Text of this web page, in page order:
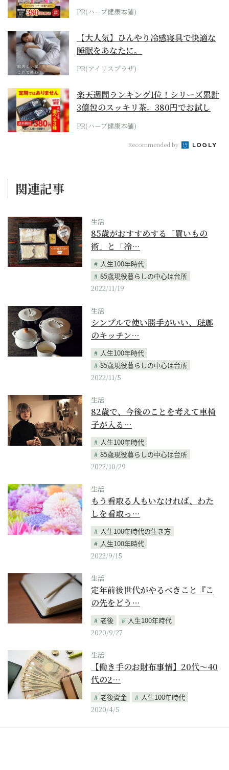
PR(ハーブ健康本舗)
【大人気】ひんやり冷感寝具で快適な
睡眠をあなたに。
PR(アイリスプラザ)
楽天週間ランキング1位！シリーズ累計
3億包のスッキリ茶。380円でお試し
PR(ハーブ健康本舗)
Recommended by
関連記事
生活
85歳がおすすめする「買いもの
術」と「冷…
人生100年時代
85歳現役暮らしの中心は台所
2022/11/19
生活
シンプルで使い勝手がいい、琺瑯
のキッチン…
人生100年時代
85歳現役暮らしの中心は台所
2022/11/5
生活
82歳で、今後のことを考えて車椅
子が入る…
人生100年時代
85歳現役暮らしの中心は台所
2022/10/29
生活
もう看取る人もいなければ、わた
しを看取っ…
人生100年時代の生き方
人生100年時代
2022/9/15
生活
定年前後世代がやるべきこと『こ
の先をどう…
老後
人生100年時代
2020/9/27
生活
【働き手のお財布事情】20代～40
代の2…
老後資金
人生100年時代
2020/4/5